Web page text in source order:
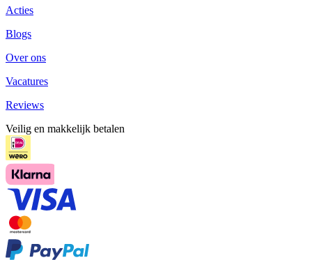
Acties
Blogs
Over ons
Vacatures
Reviews
Veilig en makkelijk betalen